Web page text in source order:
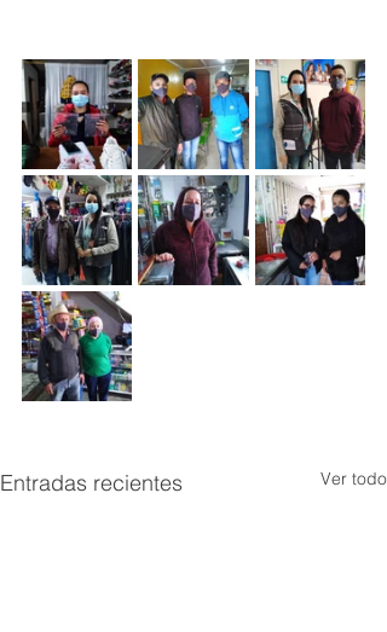
Entradas recientes Ver todo